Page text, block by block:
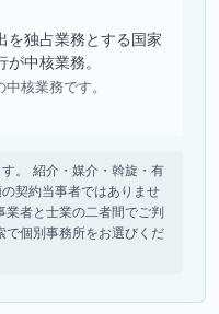
を独占業務とする国家
中核業務。
核業務です。
。 紹介・媒介・斡旋・有
契約当事者ではありませ
者と士業の二者間でご判
で個別事務所をお選びくだ